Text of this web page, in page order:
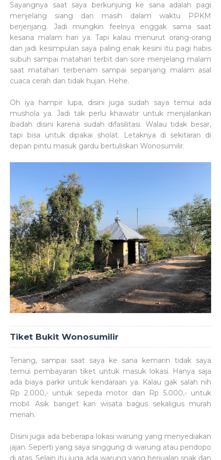
Sayangnya saat saya berkunjung ke sana adalah pagi
menjelang siang dan masih dalam waktu PPKM
berjenjang. Jadi mungkin feelnya enggak sama saat
kesana malam hari ya. Tapi kalau menurut orang-orang
dan jadi kesimpulan saya paling enak kesini itu pagi habis
subuh sampai matahari terbit dan sore menjelang malam
saat matahari terbenam sampai sepanjang malam asal
cuaca cerah dan tidak hujan. Hehe.
Oh iya hampir lupa, disini juga sudah saya temui ada
mushola ya. Jadi tak perlu khawatir untuk menjalankan
ibadah disini karena sudah difasilitasi. Walau tidak besar,
tapi bisa untuk dipakai sholat. Letaknya di sekitaran di
depan pintu masuk gardu bertuliskan Wonosumilir.
Tiket Bukit Wonosumilir
Tenang, sampai saat saya ke sana kemarin tidak saya
temui pembayaran tiket untuk masuk lokasi. Hanya saja
ada biaya parkir untuk kendaraan ya. Kalau gak salah nih
Rp 2.000,- untuk sepeda motor dan Rp 5.000,- untuk
mobil. Asik banget kan wisata bagus sekaligus murah
meriah.
Disini juga ada beberapa lokasi warung yang menyediakan
jajan. Seperti yang saya singgung di warung atau pendopo
di atas. Selain itu juga ada warung yang berjualan snak dan